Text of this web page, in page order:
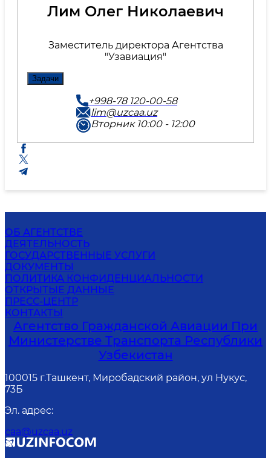
Лим Олег Николаевич
Заместитель директора Агентства
"Узавиация"
Задачи
+998-78 120-00-58
lim@uzcaa.uz
Вторник 10:00 - 12:00
ОБ АГЕНТСТВЕ
ДЕЯТЕЛЬНОСТЬ
ГОСУДАРСТВЕННЫЕ УСЛУГИ
ДОКУМЕНТЫ
ПОЛИТИКА КОНФИДЕНЦИАЛЬНОСТИ
ОТКРЫТЫЕ ДАННЫЕ
ПРЕСС-ЦЕНТР
КОНТАКТЫ
Агентство Гражданской Авиации При
Министерстве Транспорта Республики
Узбекистан
100015 г.Ташкент, Миробадский район, ул Нукус,
73Б
Эл. адрес:
caa@uzcaa.uz